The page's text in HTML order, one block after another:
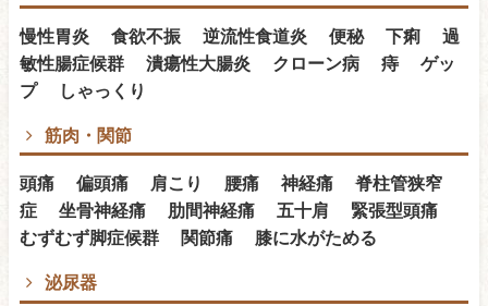
慢性胃炎 食欲不振 逆流性食道炎 便秘 下痢 過
敏性腸症候群 潰瘍性大腸炎 クローン病 痔 ゲッ
プ しゃっくり
筋肉・関節
頭痛 偏頭痛 肩こり 腰痛 神経痛 脊柱管狭窄
症 坐骨神経痛 肋間神経痛 五十肩 緊張型頭痛
むずむず脚症候群 関節痛 膝に水がためる
泌尿器